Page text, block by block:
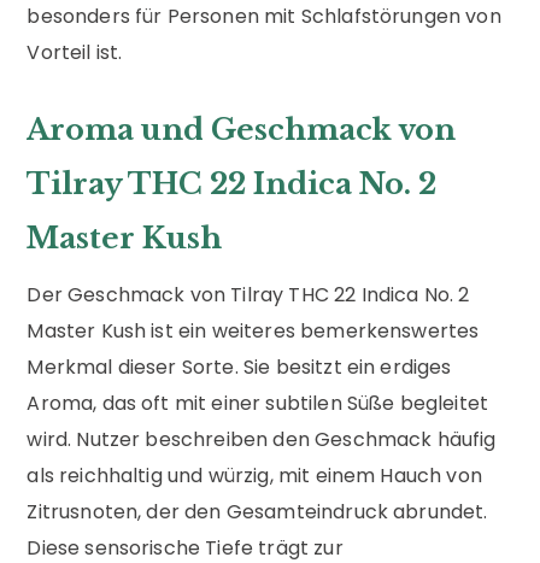
besonders für Personen mit Schlafstörungen von
Vorteil ist.
Aroma und Geschmack von
Tilray THC 22 Indica No. 2
Master Kush
Der Geschmack von Tilray THC 22 Indica No. 2
Master Kush ist ein weiteres bemerkenswertes
Merkmal dieser Sorte. Sie besitzt ein erdiges
Aroma, das oft mit einer subtilen Süße begleitet
wird. Nutzer beschreiben den Geschmack häufig
als reichhaltig und würzig, mit einem Hauch von
Zitrusnoten, der den Gesamteindruck abrundet.
Diese sensorische Tiefe trägt zur